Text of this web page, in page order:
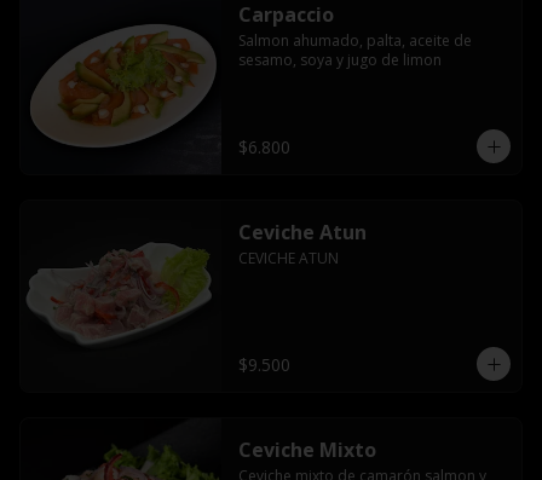
Carpaccio
Salmon ahumado, palta, aceite de
sesamo, soya y jugo de limon
$6.800
Ceviche Atun
CEVICHE ATUN
$9.500
Ceviche Mixto
Ceviche mixto de camarón salmon y